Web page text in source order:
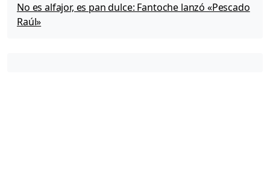
No es alfajor, es pan dulce: Fantoche lanzó «Pescado
Raúl»